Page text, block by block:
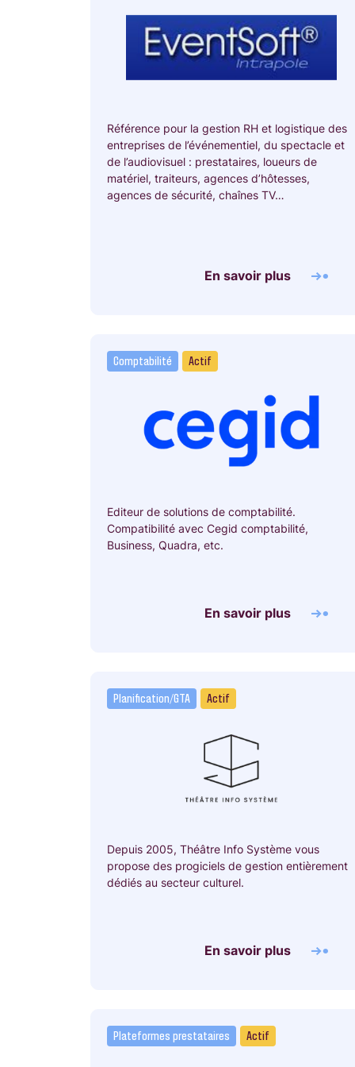
Référence pour la gestion RH et logistique des
entreprises de l’événementiel, du spectacle et
de l’audiovisuel : prestataires, loueurs de
matériel, traiteurs, agences d’hôtesses,
agences de sécurité, chaînes TV…
En savoir plus
Comptabilité Actif
Editeur de solutions de comptabilité.
Compatibilité avec Cegid comptabilité,
Business, Quadra, etc.
En savoir plus
Planification/GTA Actif
Depuis 2005, Théâtre Info Système vous
propose des progiciels de gestion entièrement
dédiés au secteur culturel.
En savoir plus
Plateformes prestataires Actif